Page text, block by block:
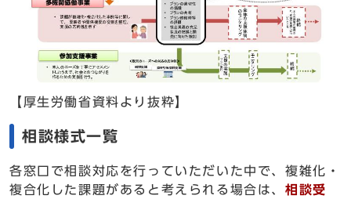
【厚生労働省資料より抜粋】
相談様式一覧
各窓口で相談対応を行っていただいた中で、複雑化・
複合化した課題があると考えられる場合は、相談受